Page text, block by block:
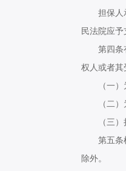
担保人承
民法院应
第四条有
权人或者其
（一）为
（二）为
（三）担
第五条机
除外。